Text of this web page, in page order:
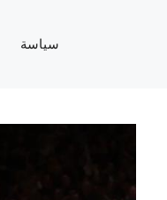
سياسة